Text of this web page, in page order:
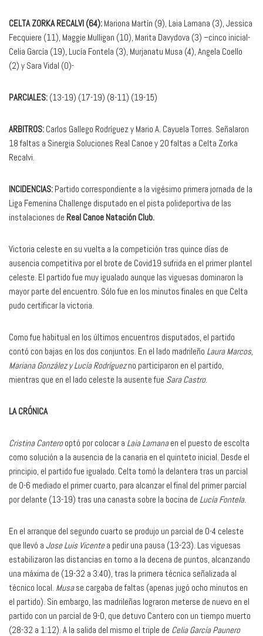
CELTA ZORKA RECALVI (64): Mariona Martín (9), Laia Lamana (3), Jessica
Fecquiere (11), Maggie Mulligan (10), Marita Davydova (3) –cinco inicial-
Celia García (19), Lucía Fontela (3), Murjanatu Musa (4), Angela Coello
(2) y Sara Vidal (0)-
PARCIALES: (13-19) (17-19) (8-11) (19-15)
ARBITROS: Carlos Gallego Rodríguez y Mario A. Cayuela Torres. Señalaron
18 faltas a Sinergia Soluciones Real Canoe y 20 faltas a Celta Zorka
Recalvi.
INCIDENCIAS: Partido correspondiente a la vigésimo primera jornada de la
Liga Femenina Challenge disputado en el pista polideportiva de las
instalaciones de Real Canoe Natación Club.
Victoria celeste en su vuelta a la competición tras quince días de
ausencia competitiva por el brote de Covid19 sufrida en el primer plantel
celeste. El partido fue muy igualado aunque las viguesas dominaron la
mayor parte del encuentro. Sólo fue en los minutos finales en que Celta
pudo certificar la victoria.
Como fue habitual en los últimos encuentros disputados, el partido
contó con bajas en los dos conjuntos. En el lado madrileño Laura Marcos,
Mariana González y Lucía Rodríguezno participaron en el partido,
mientras que en el lado celeste la ausente fue Sara Castro.
LA CRÓNICA
Cristina Canterooptó por colocar a Laia Lamanaen el puesto de escolta
como solución a la ausencia de la canaria en el quinteto inicial. Desde el
principio, el partido fue igualado. Celta tomó la delantera tras un parcial
de 0-6 mediado el primer cuarto, para alcanzar el final del primer parcial
por delante (13-19) tras una canasta sobre la bocina de Lucía Fontela.
En el arranque del segundo cuarto se produjo un parcial de 0-4 celeste
que llevó a Jose Luis Vicentea pedir una pausa (13-23). Las viguesas
estabilizaron las distancias en torno a la decena de puntos, alcanzando
una máxima de (19-32 a 3:40), tras la primera técnica señalizada al
técnico local. Musase cargaba de faltas (apenas jugó ocho minutos en
el partido). Sin embargo, las madrileñas lograron meterse de nuevo en el
partido con un parcial de 9-0, que detuvo Cantero con un tiempo muerto
(28-32 a 1:12). A la salida del mismo el triple de Celia García Paunero